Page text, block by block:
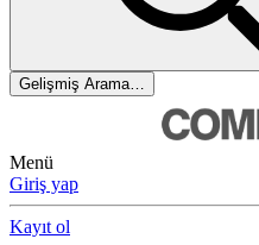
Gelişmiş Arama…
Menü
Giriş yap
Kayıt ol